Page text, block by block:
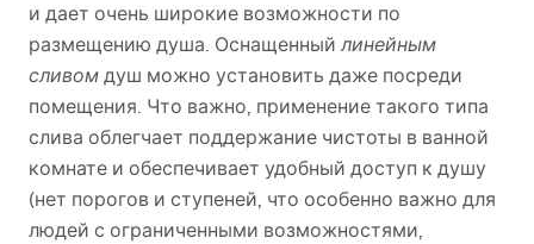
и дает очень широкие возможности по
размещению душа. Оснащенныйлинейным
сливом душ можно установить даже посреди
помещения. Что важно, применение такого типа
слива облегчает поддержание чистоты в ванной
комнате и обеспечивает удобный доступ к душу
(нет порогов и ступеней, что особенно важно для
людей с ограниченными возможностями,